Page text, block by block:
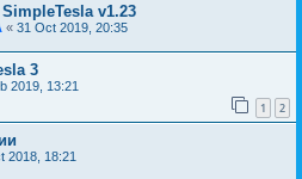
v1.23
« 31 Oct 2019, 20:35
3
2019, 13:21
1 2
2018, 18:21